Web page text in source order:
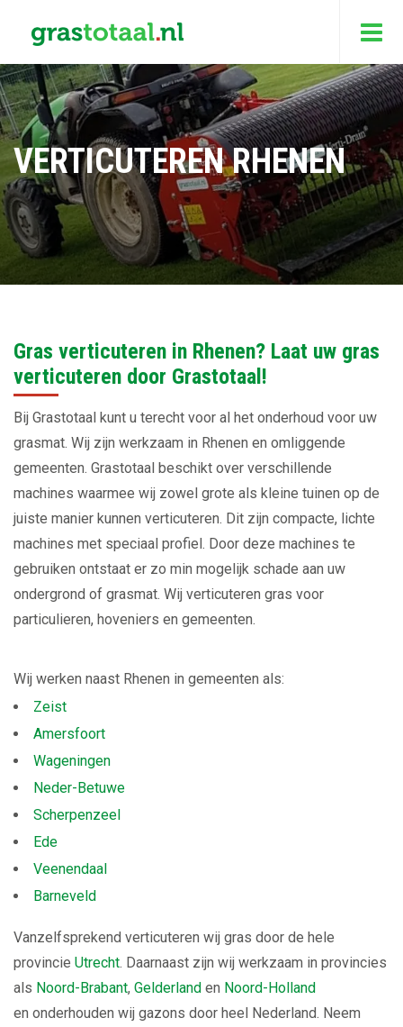
VERTICUTEREN RHENEN
Gras verticuteren in Rhenen? Laat uw gras
verticuteren door Grastotaal!
Bij Grastotaal kunt u terecht voor al het onderhoud voor uw
grasmat. Wij zijn werkzaam in Rhenen en omliggende
gemeenten. Grastotaal beschikt over verschillende
machines waarmee wij zowel grote als kleine tuinen op de
juiste manier kunnen verticuteren. Dit zijn compacte, lichte
machines met speciaal profiel. Door deze machines te
gebruiken ontstaat er zo min mogelijk schade aan uw
ondergrond of grasmat. Wij verticuteren gras voor
particulieren, hoveniers en gemeenten.
Wij werken naast Rhenen in gemeenten als:
Zeist
Amersfoort
Wageningen
Neder-Betuwe
Scherpenzeel
Ede
Veenendaal
Barneveld
Vanzelfsprekend verticuteren wij gras door de hele
provincie Utrecht. Daarnaast zijn wij werkzaam in provincies
als Noord-Brabant, Gelderland en Noord-Holland
en onderhouden wij gazons door heel Nederland. Neem